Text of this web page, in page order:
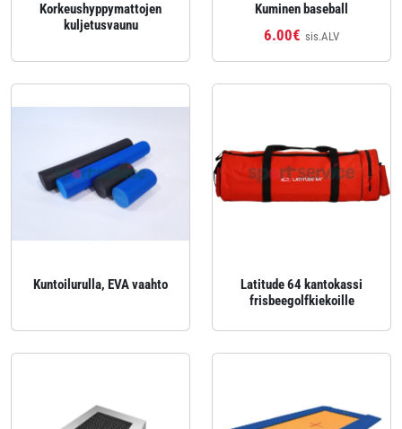
Korkeushyppymattojen
kuljetusvaunu
Kuminen baseball
6.00€ sis.ALV
Kuntoilurulla, EVA vaahto
Latitude 64 kantokassi
frisbeegolfkiekoille